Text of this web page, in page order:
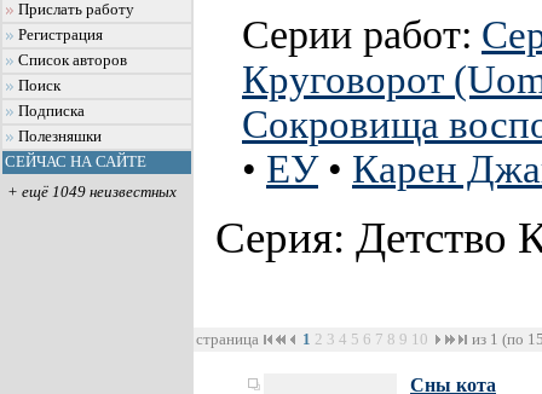
Прислать работу
Регистрация
Список авторов
Поиск
Подписка
Полезняшки
СЕЙЧАС НА САЙТЕ
+ ещё 1049 неизвестных
Серии работ:
Круговорот
Сокровища
• ЕУ• Карен
Серия: Детство
страница 1 2 3 4 5 6 7 8 9 10 из 1 (по
Сны кота